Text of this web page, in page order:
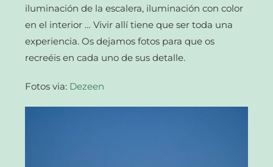
iluminación de la escalera, iluminación con color
en el interior … Vivir allí tiene que ser toda una
experiencia. Os dejamos fotos para que os
recreéis en cada uno de sus detalle.
Fotos via: Dezeen